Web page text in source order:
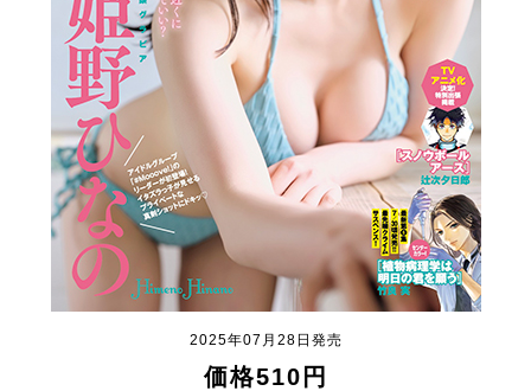
2025年07月28日発売
価格510円